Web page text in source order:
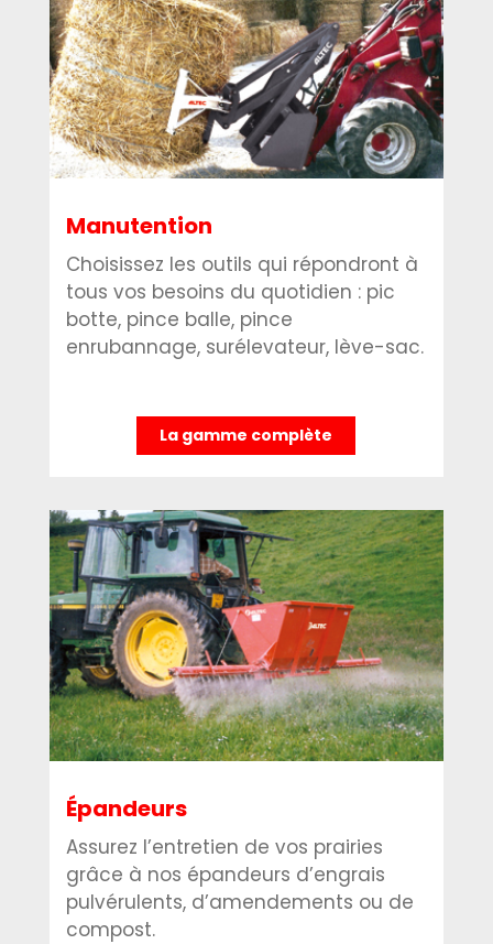
Manutention
Choisissez les outils qui répondront à
tous vos besoins du quotidien : pic
botte, pince balle, pince
enrubannage, surélevateur, lève-sac.
La gamme complète
Épandeurs
Assurez l’entretien de vos prairies
grâce à nos épandeurs d’engrais
pulvérulents, d’amendements ou de
compost.